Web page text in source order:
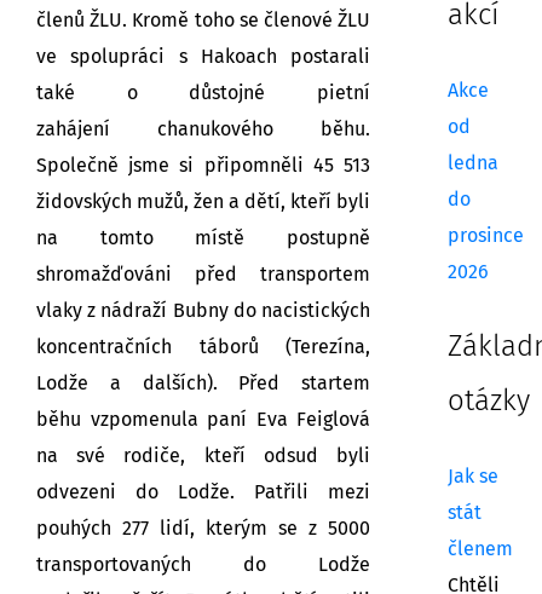
členů ŽLU. Kromě toho se členové ŽLU
ve spolupráci s Hakoach postarali
také o důstojné pietní
zahájení chanukového běhu.
Společně jsme si připomněli 45 513
židovských mužů, žen a dětí, kteří byli
na tomto místě postupně
shromažďováni před transportem
vlaky z nádraží Bubny do nacistických
koncentračních táborů (Terezína,
Lodže a dalších). Před startem
běhu vzpomenula paní Eva Feiglová
na své rodiče, kteří odsud byli
odvezeni do Lodže. Patřili mezi
pouhých 277 lidí, kterým se z 5000
transportovaných do Lodže
akcí
Akce
od
ledna
do
prosince
2026
otázky
Jak se
stát
členem
Chtěli